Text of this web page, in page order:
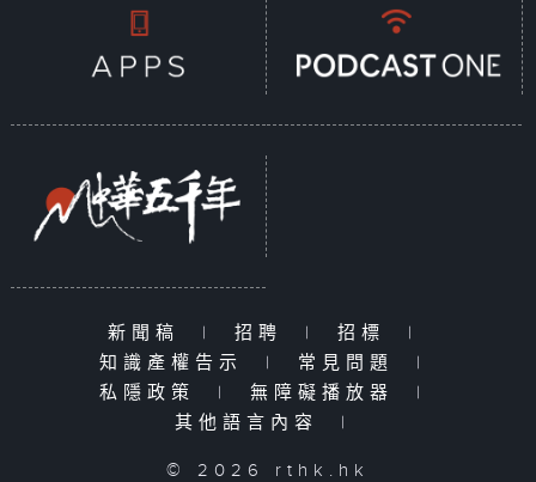
新聞稿 | 招聘 | 招標
|
知識產權告示
| 常見問題
|
私隱政策
| 無障礙播放器
|
其他語言內容
|
© 2026 rthk.hk